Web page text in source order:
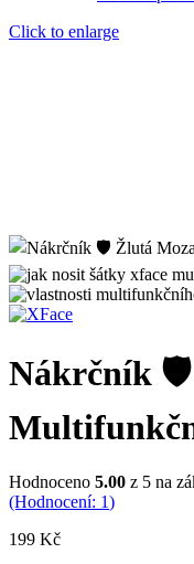
Click to enlarge
Nákrčník
Hodnoceno 5.00 z 5 na
(Hodnocení: 1)
199 Kč